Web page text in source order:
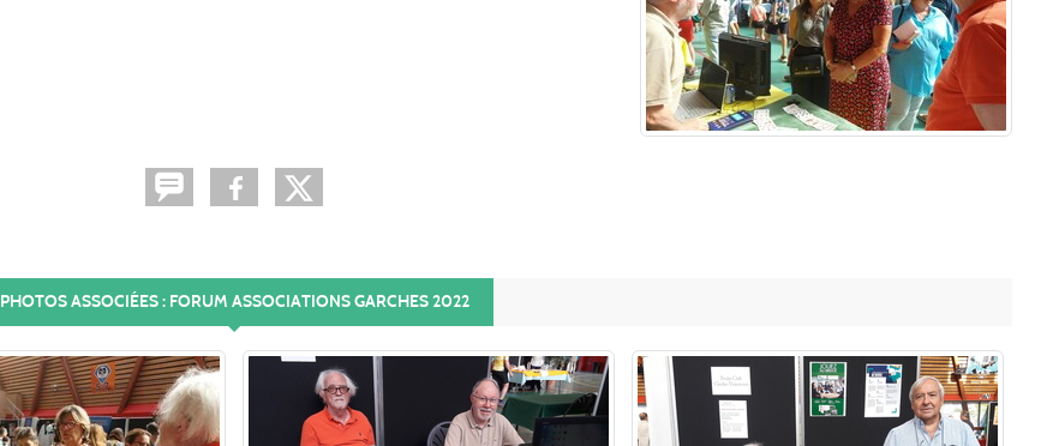
PHOTOS ASSOCIÉES : FORUM ASSOCIATIONS GARCHES 2022